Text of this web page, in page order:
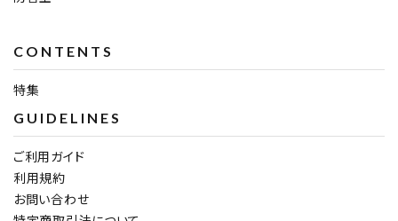
CONTENTS
特集
GUIDELINES
ご利用ガイド
利用規約
お問い合わせ